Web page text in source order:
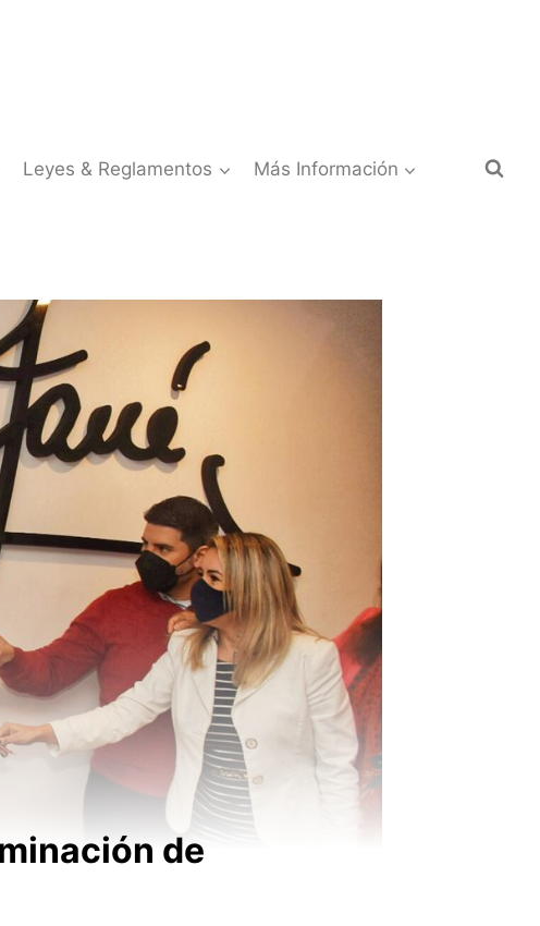
Leyes & Reglamentos Más Información
de